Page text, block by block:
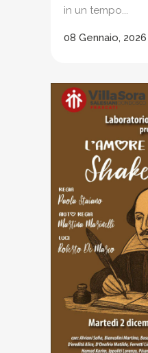
in un tempo...
08 Gennaio, 2026